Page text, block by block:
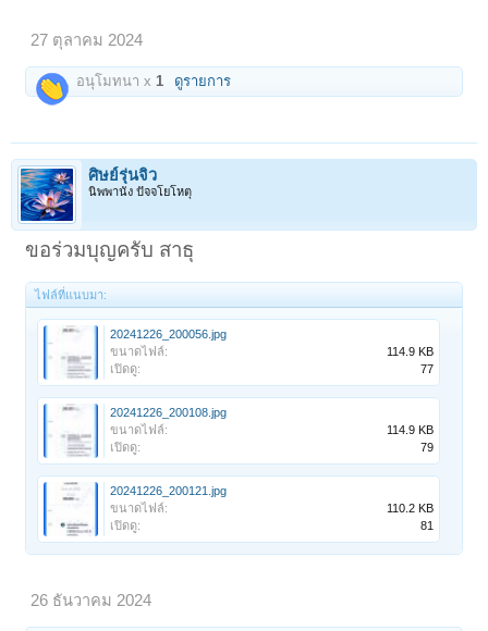
27 ตุลาคม 2024
อนุโมทนา x1 ดูรายการ
ศิษย์รุ่นจิ๋ว
นิพพานัง ปัจจโยโหตุ
ขอร่วมบุญครับ สาธุ
ไฟล์ที่แนบมา:
20241226_200056.jpg
ขนาดไฟล์:
114.9 KB
เปิดดู:
77
20241226_200108.jpg
ขนาดไฟล์:
114.9 KB
เปิดดู:
79
20241226_200121.jpg
ขนาดไฟล์:
110.2 KB
เปิดดู:
81
26 ธันวาคม 2024